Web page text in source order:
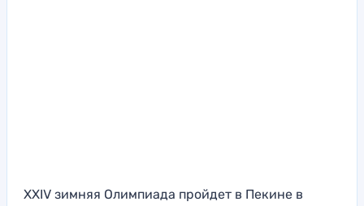
XXIV зимняя Олимпиада пройдет в Пекине в